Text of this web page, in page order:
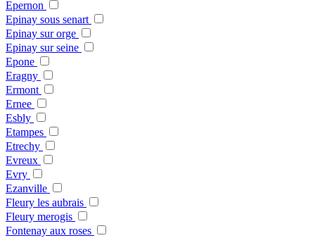
Epernon
Epinay sous senart
Epinay sur orge
Epinay sur seine
Epone
Eragny
Ermont
Ernee
Esbly
Etampes
Etrechy
Evreux
Evry
Ezanville
Fleury les aubrais
Fleury merogis
Fontenay aux roses